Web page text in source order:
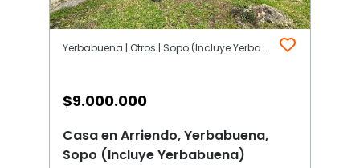
Yerbabuena | Otros | Sopo (Incluye Yerbabuena)
$9.000.000
Casa en Arriendo, Yerbabuena,
Sopo (Incluye Yerbabuena)